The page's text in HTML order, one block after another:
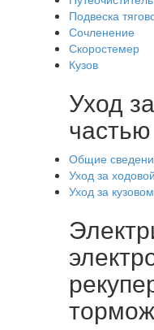
Подвеска
Сочленение
Скоростемер
Кузов
Уход
частью
Общие
Уход за
Уход за кузовом